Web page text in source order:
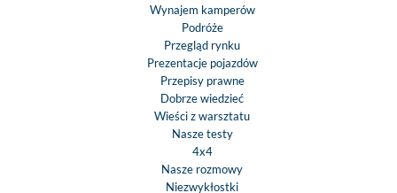
Wynajem kamperów
Podróże
Przegląd rynku
Prezentacje pojazdów
Przepisy prawne
Dobrze wiedzieć
Wieści z warsztatu
Nasze testy
4x4
Nasze rozmowy
Niezwykłostki